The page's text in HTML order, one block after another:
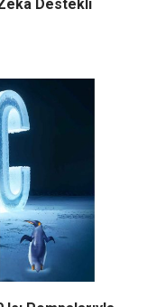
Destekli